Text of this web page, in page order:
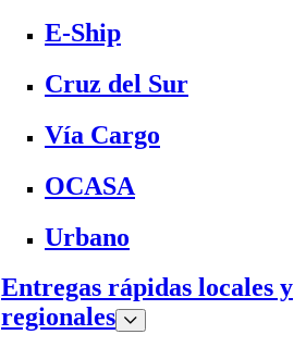
E-Ship
Cruz del Sur
Vía Cargo
OCASA
Urbano
Entregas rápidas locales y
regionales